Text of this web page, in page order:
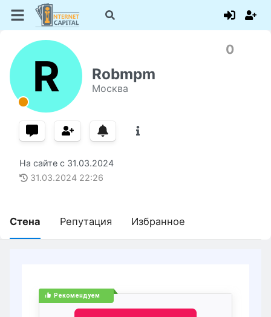
R Robmpm
Москва
0
На сайте с 31.03.2024
31.03.2024 22:26
Стена Репутация Избранное